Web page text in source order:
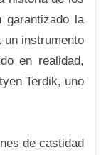
garantizado la
un instrumento
en realidad,
Terdik, uno
de castidad